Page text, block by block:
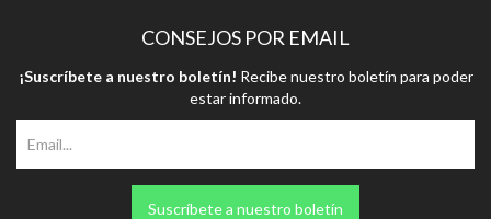
CONSEJOS POR EMAIL
¡Suscríbete a nuestro boletín! Recibe nuestro boletín para poder
estar informado.
Suscríbete a nuestro boletín